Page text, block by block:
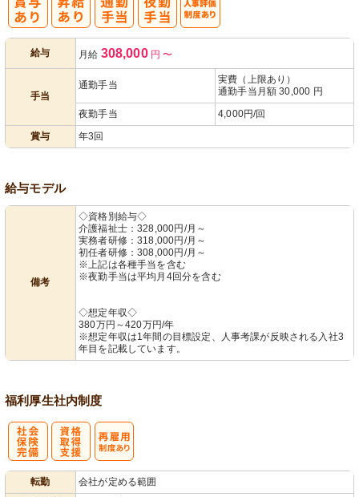
給与 月給 308,000円〜
手当
通勤手当
実費（上限あり）
通勤手当月額 30,000 円
夜勤手当
4,000円/回
賞与
年3回
給与モデル
備考
◇資格別給与◇
介護福祉士：328,000円/月～
実務者研修：318,000円/月～
初任者研修：308,000円/月～
※上記は各種手当を含む
※夜勤手当は平均月4回分を含む
◇想定年収◇
380万円～420万円/年
※想定年収は1年間の目標設定、人事考課が反映される入社3
年目を記載しています。
福利厚生社内制度
転勤
会社が定める範囲